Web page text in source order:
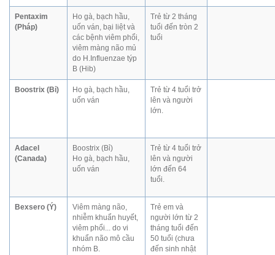
Pentaxim
(Pháp)
Ho gà, bạch hầu,
uốn ván, bại liệt và
các bệnh viêm phổi,
viêm màng não mủ
do H.Influenzae týp
B (Hib)
Trẻ từ 2 tháng
tuổi đến tròn 2
tuổi
Boostrix (Bỉ)
Ho gà, bạch hầu,
uốn ván
Trẻ từ 4 tuổi trở
lên và người
lớn.
Adacel
(Canada)
Boostrix (Bỉ)
Ho gà, bạch hầu,
uốn ván
Trẻ từ 4 tuổi trở
lên và người
lớn đến 64
tuổi.
Bexsero (Ý)
Viêm màng não,
nhiễm khuẩn huyết,
viêm phổi... do vi
khuẩn não mô cầu
nhóm B.
Trẻ em và
người lớn từ 2
tháng tuổi đến
50 tuổi (chưa
đến sinh nhật